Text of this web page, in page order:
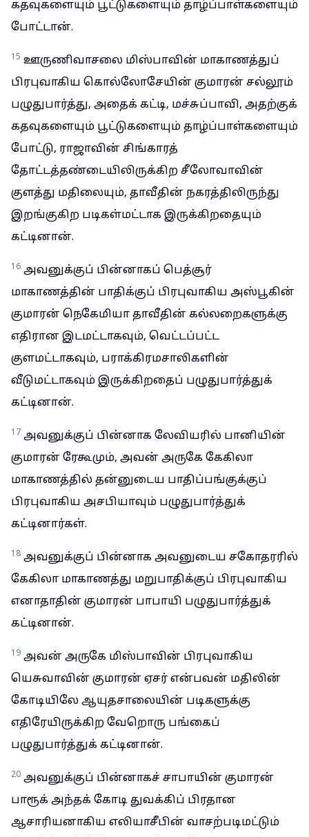
கதவுகளையும் பூட்டுகளையும் தாழ்ப்பாள்களையும்
போட்டான்.
15 ஊருணிவாசலை மிஸ்பாவின் மாகாணத்துப்
பிரபுவாகிய கொல்லோசேயின் குமாரன் சல்லூம்
பழுதுபார்த்து, அதைக் கட்டி, மச்சுப்பாவி, அதற்குக்
கதவுகளையும் பூட்டுகளையும் தாழ்ப்பாள்களையும்
போட்டு, ராஜாவின் சிங்காரத்
தோட்டத்தண்டையிலிருக்கிற சீலோவாவின்
குளத்து மதிலையும், தாவீதின் நகரத்திலிருந்து
இறங்குகிற படிகள்மட்டாக இருக்கிறதையும்
கட்டினான்.
16 அவனுக்குப் பின்னாகப் பெத்சூர்
மாகாணத்தின் பாதிக்குப் பிரபுவாகிய அஸ்பூகின்
குமாரன் நெகேமியா தாவீதின் கல்லறைகளுக்கு
எதிரான இடமட்டாகவும், வெட்டப்பட்ட
குளமட்டாகவும், பராக்கிரமசாலிகளின்
வீடுமட்டாகவும் இருக்கிறதைப் பழுதுபார்த்துக்
கட்டினான்.
17 அவனுக்குப் பின்னாக லேவியரில் பானியின்
குமாரன் ரேகூமும், அவன் அருகே கேகிலா
மாகாணத்தில் தன்னுடைய பாதிப்பங்குக்குப்
பிரபுவாகிய அசபியாவும் பழுதுபார்த்துக்
கட்டினார்கள்.
18 அவனுக்குப் பின்னாக அவனுடைய சகோதரரில்
கேகிலா மாகாணத்து மறுபாதிக்குப் பிரபுவாகிய
எனாதாதின் குமாரன் பாபாயி பழுதுபார்த்துக்
கட்டினான்.
19 அவன் அருகே மிஸ்பாவின் பிரபுவாகிய
யெசுவாவின் குமாரன் ஏசர் என்பவன் மதிலின்
கோடியிலே ஆயுதசாலையின் படிகளுக்கு
எதிரேயிருக்கிற வேறொரு பங்கைப்
பழுதுபார்த்துக் கட்டினான்.
20 அவனுக்குப் பின்னாகச் சாபாயின் குமாரன்
பாரூக் அந்தக் கோடி துவக்கிப் பிரதான
ஆசாரியனாகிய எலியாசீபின் வாசற்படிமட்டும்